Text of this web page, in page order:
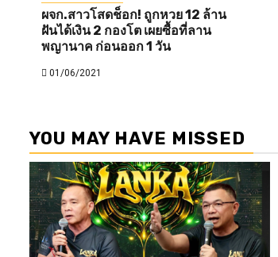
ผจก.สาวโสดช็อก! ถูกหวย 12 ล้าน
ฝันได้เงิน 2 กองโต เผยซื้อที่ลาน
พญานาค ก่อนออก 1 วัน
01/06/2021
YOU MAY HAVE MISSED